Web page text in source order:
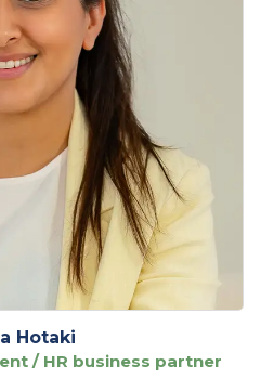
Hotaki
/ HR business partner